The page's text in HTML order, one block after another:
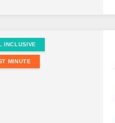
INCLUSIVE
MINUTE